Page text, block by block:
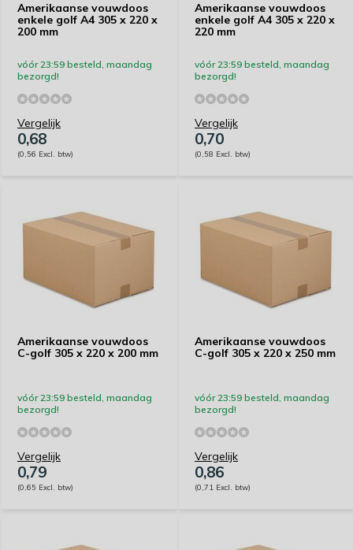
Amerikaanse vouwdoos
enkele golf A4 305 x 220 x
200 mm
vóór 23:59 besteld, maandag
bezorgd!
Vergelijk
0,68
(0,56 Excl. btw)
Amerikaanse vouwdoos
enkele golf A4 305 x 220 x
220 mm
vóór 23:59 besteld, maandag
bezorgd!
Vergelijk
0,70
(0,58 Excl. btw)
Amerikaanse vouwdoos
C-golf 305 x 220 x 200 mm
vóór 23:59 besteld, maandag
bezorgd!
Vergelijk
0,79
(0,65 Excl. btw)
Amerikaanse vouwdoos
C-golf 305 x 220 x 250 mm
vóór 23:59 besteld, maandag
bezorgd!
Vergelijk
0,86
(0,71 Excl. btw)